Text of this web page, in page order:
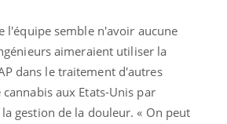
l'équipe semble n'avoir aucune
aimeraient utiliser la
dans le traitement d'autres
aux Etats-Unis par
gestion de la douleur. « On peut